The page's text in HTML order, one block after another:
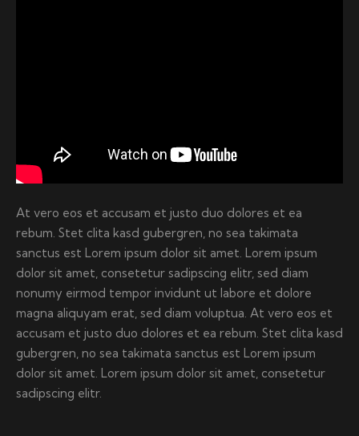
At vero eos et accusam et justo duo dolores et ea
rebum. Stet clita kasd gubergren, no sea takimata
sanctus est Lorem ipsum dolor sit amet. Lorem ipsum
dolor sit amet, consetetur sadipscing elitr, sed diam
nonumy eirmod tempor invidunt ut labore et dolore
magna aliquyam erat, sed diam voluptua. At vero eos et
accusam et justo duo dolores et ea rebum. Stet clita kasd
gubergren, no sea takimata sanctus est Lorem ipsum
dolor sit amet. Lorem ipsum dolor sit amet, consetetur
sadipscing elitr.